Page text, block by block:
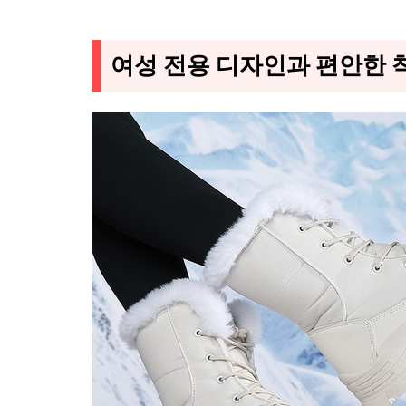
여성 전용 디자인과 편안한